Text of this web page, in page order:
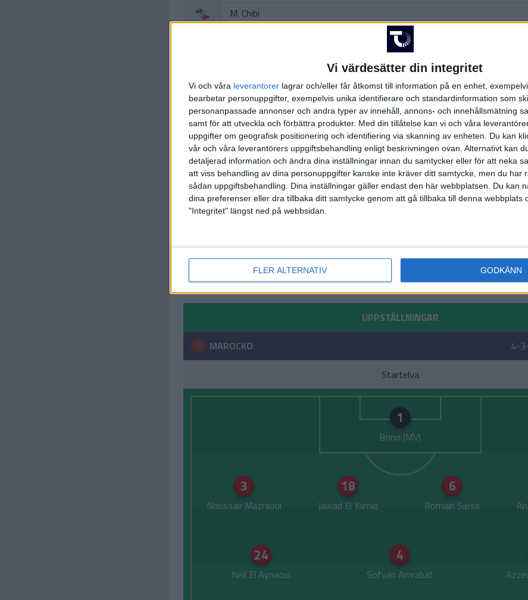
Vi värdesätter din integritet
Vi och våra leverantorer lagrar och/eller får åtkomst till information på en enhet,
bearbetar personuppgifter, exempelvis unika identifierare och standardinformation som
personanpassade annonser och andra typer av innehåll, annons- och innehållsmätning
samt för att utveckla och förbättra produkter. Med din tillåtelse kan vi och våra
uppgifter om geografisk positionering och identifiering via skanning av enheten. Du kan
vår och våra leverantörers uppgiftsbehandling enligt beskrivningen ovan. Alternativt kan
detaljerad information och ändra dina inställningar innan du samtycker eller för att neka
att viss behandling av dina personuppgifter kanske inte kräver ditt samtycke, men du har
sådan uppgiftsbehandling. Dina inställningar gäller endast den här webbplatsen. Du kan
dina preferenser eller dra tillbaka ditt samtycke genom att gå tillbaka till denna webbplats
"Integritet" längst ned på webbsidan.
FLER ALTERNATIV GODKÄNN
82 min
M. Chibi
(ut.N. Mazraoui)
(ut.
UPPSTÄLLNINGAR
MAROCKO
4-
Startelva
1
Bono
3
Noussair Mazraoui
18
Jawad El Yamiq
6
Romain Saïss
24
Neil El Aynaoui
4
Sofyan Amrabat